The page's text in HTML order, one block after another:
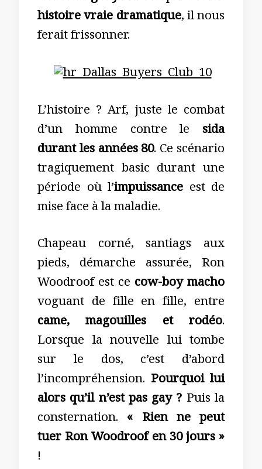
histoire vraie dramatique, il nous
ferait frissonner.
L’histoire ? Arf, juste le combat
d’un homme contre le sida
durant les années 80. Ce scénario
tragiquement basic durant une
période où l’impuissance est de
mise face à la maladie.
Chapeau corné, santiags aux
pieds, démarche assurée, Ron
Woodroof est ce cow-boy macho
voguant de fille en fille, entre
came, magouilles et rodéo.
Lorsque la nouvelle lui tombe
sur le dos, c’est d’abord
l’incompréhension. Pourquoi lui
alors qu’il n’est pas gay ? Puis la
consternation. « Rien ne peut
tuer Ron Woodroof en 30 jours »
!